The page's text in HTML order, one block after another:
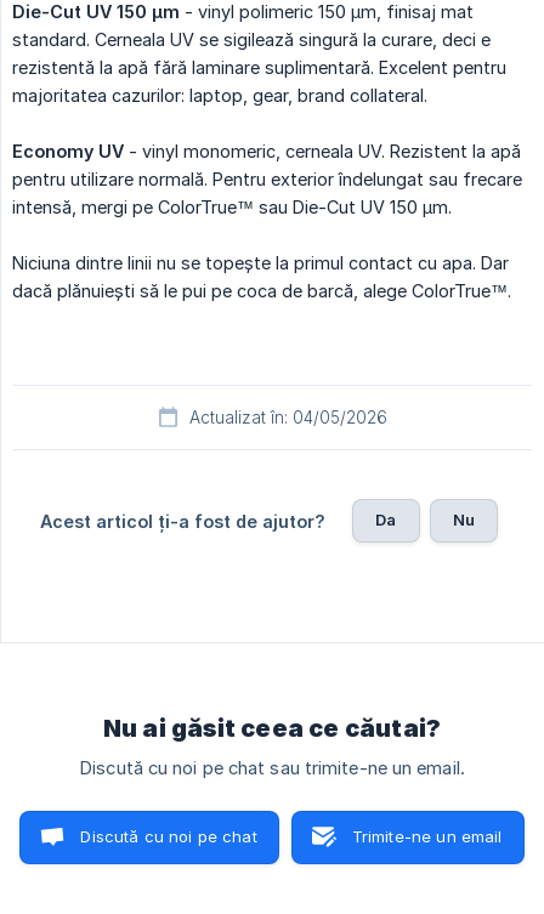
Die-Cut UV 150 µm - vinyl polimeric 150 µm, finisaj mat
standard. Cerneala UV se sigilează singură la curare, deci e
rezistentă la apă fără laminare suplimentară. Excelent pentru
majoritatea cazurilor: laptop, gear, brand collateral.
Economy UV - vinyl monomeric, cerneala UV. Rezistent la apă
pentru utilizare normală. Pentru exterior îndelungat sau frecare
intensă, mergi pe ColorTrue™ sau Die-Cut UV 150 µm.
Niciuna dintre linii nu se topește la primul contact cu apa. Dar
dacă plănuiești să le pui pe coca de barcă, alege ColorTrue™.
Actualizat în: 04/05/2026
Acest articol ți-a fost de ajutor? Da Nu
Nu ai găsit ceea ce căutai?
Discută cu noi pe chat sau trimite-ne un email.
Discută cu noi pe chat Trimite-ne un email